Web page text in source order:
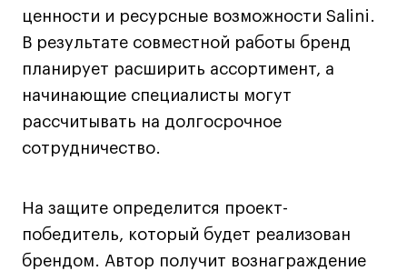
Иллюстрация
Лайфстайл
Навыки предпринимателя и управленца
Онлайн
Искусство
Фотография
Очно + онлайн
ценности и ресурсные возможности Salini.
В результате совместной работы бренд
планирует расширить ассортимент, а
начинающие специалисты могут
рассчитывать на долгосрочное
сотрудничество.
На защите определится проект-
победитель, который будет реализован
брендом. Автор получит вознаграждение